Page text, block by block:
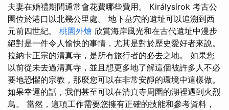
夫妻在婚禮期間通常會花費哪些費用。 Királysírok 考古公
園位於港口以北幾公里處。 地下墓穴的遺址可以追溯到西
元前四世紀。 桃園外燴 欣賞海岸風光和在古代遺址中漫步
絕對是一件令人愉快的事情，尤其是對於歷史愛好者來說。
拉納卡正宗的清真寺，是所有旅行者的必去之地。 如果您
以前從未去過清真寺，並且想更多地了解這個被許多人不必
要地恐懼的宗教，那麼您可以在非常安靜的環境中這樣做。
如果幸運的話，我們甚至可以在清真寺周圍的湖裡遇到火烈
鳥。 當然，這項工作需要您擁有正確的技能和參考資料，